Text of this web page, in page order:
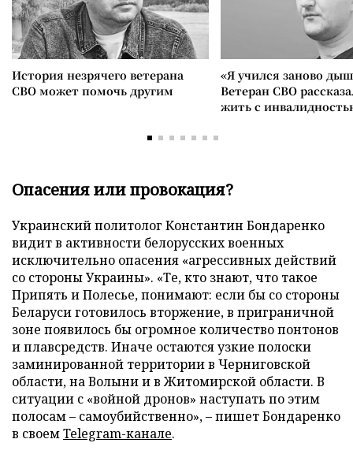
История незрячего ветерана
СВО может помочь другим
«Я учился заново
Ветеран СВО
жить с
Опасения или провокация?
Украинский политолог Константин Бондаренко
видит в активности белорусских военных
исключительно опасения «агрессивных действий
со стороны Украины». «Те, кто знают, что такое
Припять и Полесье, понимают: если бы со стороны
Беларуси готовилось вторжение, в приграничной
зоне появилось бы огромное количество понтонов
и плавсредств. Иначе остаются узкие полоски
заминированной территории в Черниговской
области, на Волыни и в Житомирской области. В
ситуации с «войной дронов» наступать по этим
полосам – самоубийственно», – пишет Бондаренко
в своемTelegram-канале.